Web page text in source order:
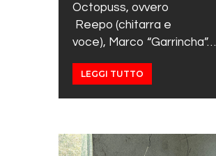
Octopuss, ovvero
Reepo (chitarra e
voce), Marco “Garrincha”…
LEGGI TUTTO